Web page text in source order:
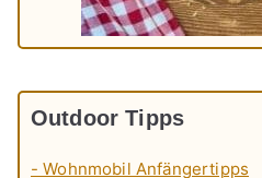
Outdoor Tipps
- Wohnmobil Anfängertipps